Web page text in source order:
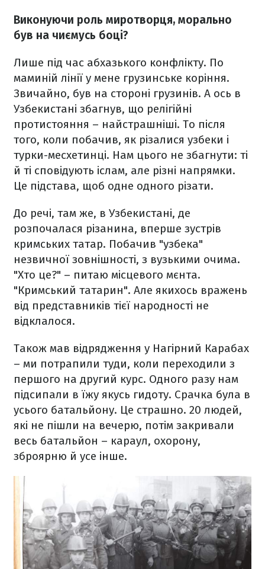
Виконуючи роль миротворця, морально
був на чиємусь боці?
Лише під час абхазького конфлікту. По
маминій лінії у мене грузинське коріння.
Звичайно, був на стороні грузинів. А ось в
Узбекистані збагнув, що релігійні
протистояння – найстрашніші. То після
того, коли побачив, як різалися узбеки і
турки-месхетинці. Нам цього не збагнути: ті
й ті сповідують іслам, але різні напрямки.
Це підстава, щоб одне одного різати.
До речі, там же, в Узбекистані, де
розпочалася різанина, вперше зустрів
кримських татар. Побачив "узбека"
незвичної зовнішності, з вузькими очима.
"Хто це?" – питаю місцевого мєнта.
"Кримський татарин". Але якихось вражень
від представників тієї народності не
відклалося.
Також мав відрядження у Нагірний Карабах
– ми потрапили туди, коли переходили з
першого на другий курс. Одного разу нам
підсипали в їжу якусь гидоту. Срачка була в
усього батальйону. Це страшно. 20 людей,
які не пішли на вечерю, потім закривали
весь батальйон – караул, охорону,
зброярню й усе інше.